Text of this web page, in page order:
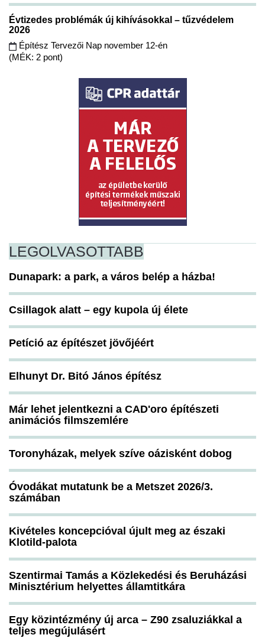
Évtizedes problémák új kihívásokkal – tűzvédelem
2026
Építész Tervezői Nap november 12-én
(MÉK: 2 pont)
LEGOLVASOTTABB
Dunapark: a park, a város belép a házba!
Csillagok alatt – egy kupola új élete
Petíció az építészet jövőjéért
Elhunyt Dr. Bitó János építész
Már lehet jelentkezni a CAD'oro építészeti
animációs filmszemlére
Toronyházak, melyek szíve oázisként dobog
Óvodákat mutatunk be a Metszet 2026/3.
számában
Kivételes koncepcióval újult meg az északi
Klotild-palota
Szentirmai Tamás a Közlekedési és Beruházási
Minisztérium helyettes államtitkára
Egy közintézmény új arca – Z90 zsaluziákkal a
teljes megújulásért